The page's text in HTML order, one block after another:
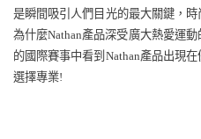
是瞬間吸引人們目光的最大關鍵，
為什麼Nathan產品深受廣大熱愛運
的國際賽事中看到 Nathan產品出現
選擇專業!